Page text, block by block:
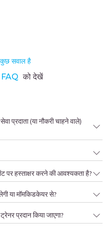
सवाल है
FAQ को देखें
प्रदाता (या नौकरी चाहने वाले)
पर हस्ताक्षर करने की आवश्यकता है?
या मॉमकिडकेयर से?
प्रदान किया जाएगा?